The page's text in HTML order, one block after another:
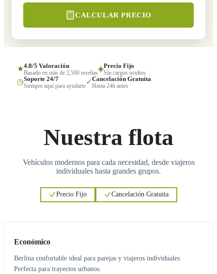
CALCULAR PRECIO
★4.8/5 Valoración
Basado en más de 2,500 reseñas◈Precio Fijo
Sin cargos ocultos
◷Soporte 24/7
Siempre aquí para ayudarte✓Cancelación Gratuita
Hasta 24h antes
Nuestra flota
Vehículos modernos para cada necesidad, desde viajeros
individuales hasta grandes grupos.
Precio Fijo Cancelación Gratuita
Económico
Berlina confortable ideal para parejas y viajeros individuales.
Perfecta para trayectos urbanos.